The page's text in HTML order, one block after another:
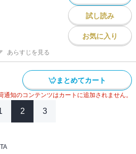
試し読み
お気に入り
あらすじを見る
まとめてカート
知のコンテンツはカートに追加されません。
2 3